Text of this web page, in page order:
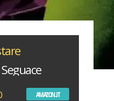
AMAZON.IT